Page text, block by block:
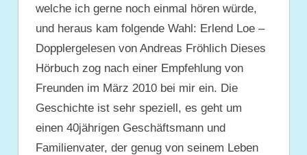
welche ich gerne noch einmal hören würde,
und heraus kam folgende Wahl: Erlend Loe –
Dopplergelesen von Andreas Fröhlich Dieses
Hörbuch zog nach einer Empfehlung von
Freunden im März 2010 bei mir ein. Die
Geschichte ist sehr speziell, es geht um
einen 40jährigen Geschäftsmann und
Familienvater, der genug von seinem Leben